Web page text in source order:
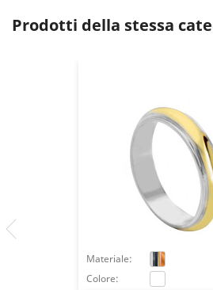
Prodotti della stessa
Materiale:
Colore: